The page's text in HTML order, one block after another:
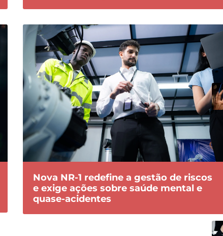
Nova NR-1 redefine a gestão de riscos
e exige ações sobre saúde mental e
quase-acidentes